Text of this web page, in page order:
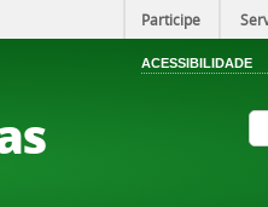
Participe
ACESSIBILIDADE